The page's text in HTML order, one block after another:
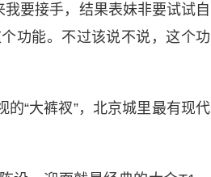
要接手，结果表妹非要试试自
功能。不过该说不说，这个功
“大裤衩”，北京城里最有现代